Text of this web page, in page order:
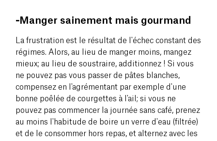
- Manger sainement mais gourmand
La frustration est le résultat de l'échec constant des
régimes. Alors, au lieu de manger moins, mangez
mieux; au lieu de soustraire, additionnez ! Si vous
ne pouvez pas vous passer de pâtes blanches,
compensez en l'agrémentant par exemple d'une
bonne poêlée de courgettes à l'ail; si vous ne
pouvez pas commencer la journée sans café, prenez
au moins l'habitude de boire un verre d'eau (filtrée)
et de le consommer hors repas, et alternez avec les